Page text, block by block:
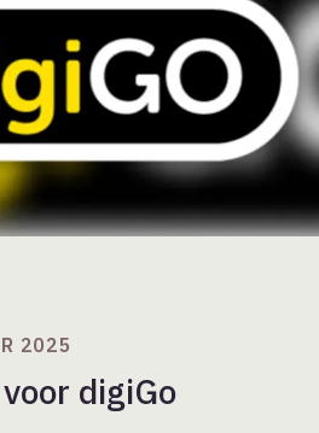
digiGo
2025